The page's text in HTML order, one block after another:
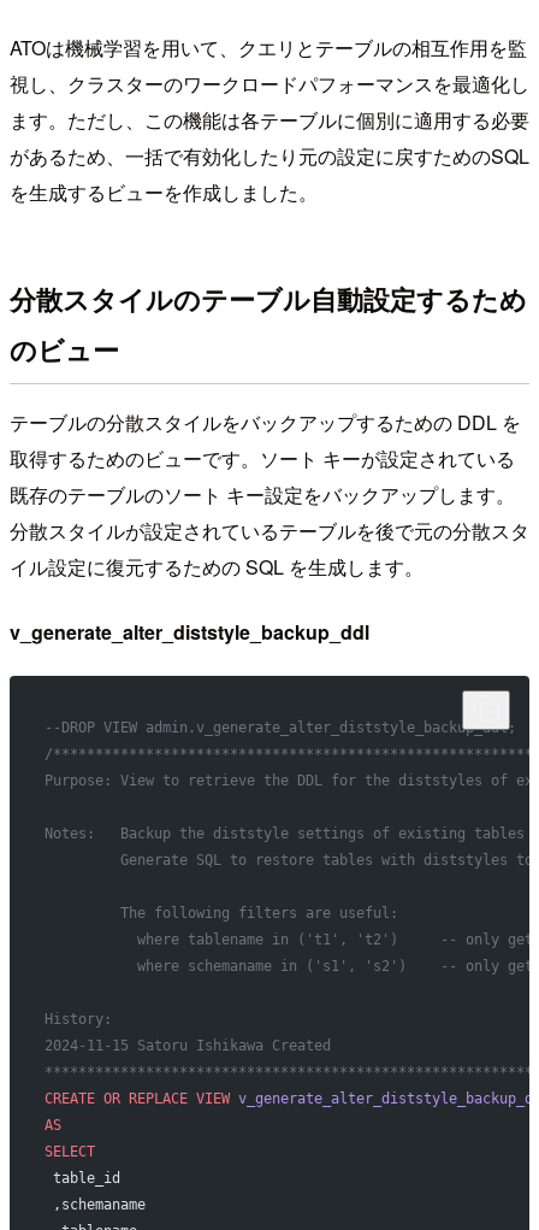
ATOは機械学習を用いて、クエリとテーブルの相互作用を監
視し、クラスターのワークロードパフォーマンスを最適化し
ます。ただし、この機能は各テーブルに個別に適用する必要
があるため、一括で有効化したり元の設定に戻すためのSQL
を生成するビューを作成しました。
分散スタイルのテーブル自動設定するため
のビュー
テーブルの分散スタイルをバックアップするための DDL を
取得するためのビューです。ソート キーが設定されている
既存のテーブルのソート キー設定をバックアップします。
分散スタイルが設定されているテーブルを後で元の分散スタ
イル設定に復元するための SQL を生成します。
v_generate_alter_diststyle_backup_ddl
--DROP VIEW admin.v_generate_alter_diststyle_backup_ddl;
/
Purpose: View to retrieve the DDL for the diststyles of
Notes:   Backup the diststyle settings of existing tables
Generate SQL to restore tables with diststyles
         The following filters are useful:
where tablename in ('t1', 't2')     -- only
where schemaname in ('s1', 's2')    -- only
History:
2024-11-15 Satoru Ishikawa Created
CREATE OR REPLACE VIEW
AS
SELECT
table_id
,schemaname